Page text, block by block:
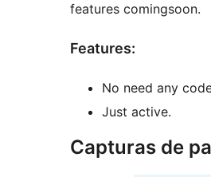
features comingsoon.
Features:
No need any
Just active.
Capturas de